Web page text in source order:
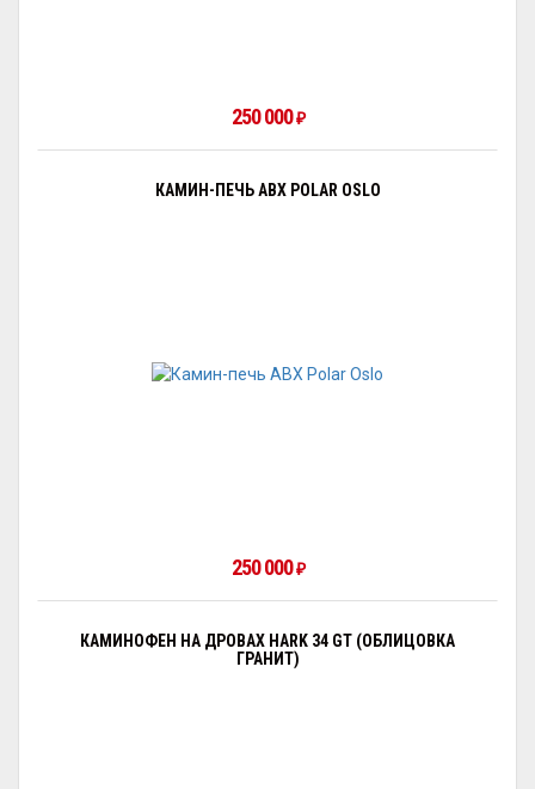
250 000₽
КАМИН-ПЕЧЬ ABX POLAR OSLO
250 000₽
КАМИНОФЕН НА ДРОВАХ HARK 34 GT (ОБЛИЦОВКА
ГРАНИТ)